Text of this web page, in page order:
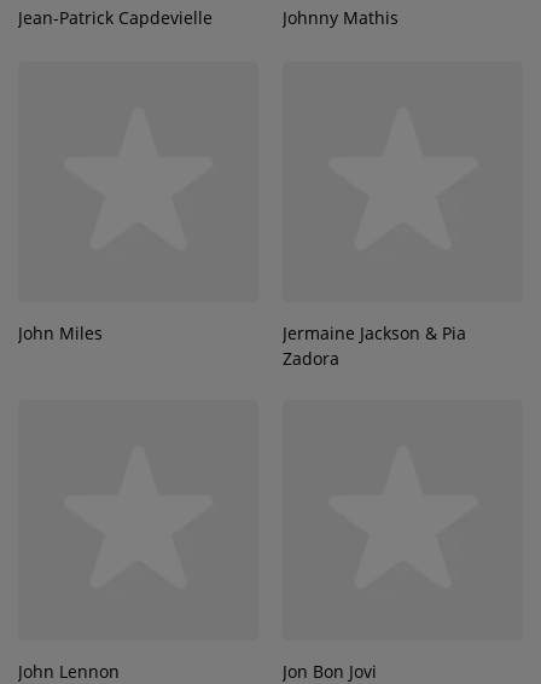
Jean-Patrick Capdevielle Johnny Mathis
John Miles
Jermaine Jackson & Pia
Zadora
John Lennon Jon Bon Jovi